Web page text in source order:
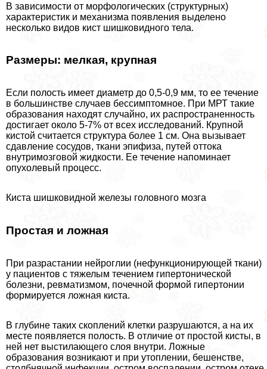
В зависимости от морфологических (структурных)
хаpaктеристик и механизма появления выделено
несколько видов кист шишковидного тела.
Размеры: мелкая, крупная
Если полость имеет диаметр до 0,5-0,9 мм, то ее течение
в большинстве случаев бессимптомное. При МРТ такие
образования находят случайно, их распространенность
достигает около 5-7% от всех исследований. Крупной
кистой считается структура более 1 см. Она вызывает
сдавление сосудов, ткани эпифиза, путей оттока
внутримозговой жидкости. Ее течение напоминает
опухолевый процесс.
Киста шишковидной железы головного мозга
Простая и ложная
При разрастании нейроглии (нефункционирующей ткани)
у пациентов с тяжелым течением гипертонической
болезни, ревматизмом, почечной формой гипертонии
формируется ложная киста.
В глубине таких скоплений клетки разрушаются, а на их
месте появляется полость. В отличие от простой кисты, в
ней нет выстилающего слоя внутри. Ложные
образования возникают и при утоплении, бешенстве,